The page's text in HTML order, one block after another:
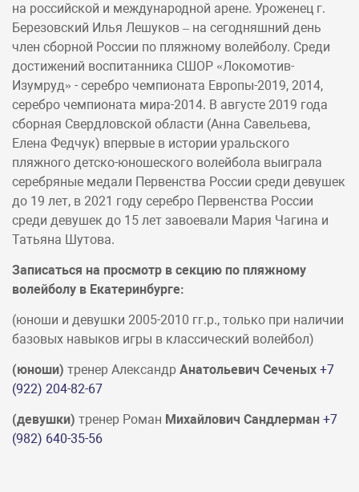
на российской и международной арене. Уроженец г.
Березовский Илья Лешуков – на сегодняшний день
член сборной России по пляжному волейболу. Среди
достижений воспитанника СШОР «Локомотив-
Изумруд» - серебро чемпионата Европы-2019, 2014,
серебро чемпионата мира-2014. В августе 2019 года
сборная Свердловской области (Анна Савельева,
Елена Федчук) впервые в истории уральского
пляжного детско-юношеского волейбола выиграла
серебряные медали Первенства России среди девушек
до 19 лет, в 2021 году серебро Первенства России
среди девушек до 15 лет завоевали Мария Чагина и
Татьяна Шутова.
Записаться на просмотр в секцию по пляжному
волейболу в Екатеринбурге:
(юноши и девушки 2005-2010 гг.р., только при наличии
базовых навыков игры в классический волейбол)
(юноши) тренер Александр Анатольевич Сеченых +7
(922) 204-82-67
(девушки) тренер Роман Михайлович Сандлерман +7
(982) 640-35-56